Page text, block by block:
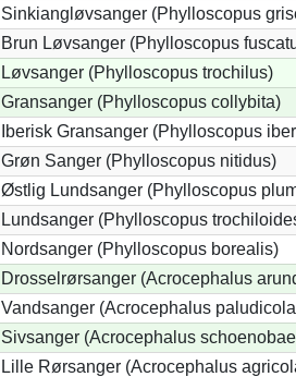
Sinkiangløvsanger (Phylloscopus
Brun Løvsanger (Phylloscopus
Løvsanger (Phylloscopus trochilus)
Gransanger (Phylloscopus collybita)
Iberisk Gransanger (Phylloscopus
Grøn Sanger (Phylloscopus nitidus)
Østlig Lundsanger (Phylloscopus
Lundsanger (Phylloscopus
Nordsanger (Phylloscopus borealis)
Drosselrørsanger (Acrocephalus
Vandsanger (Acrocephalus
Sivsanger (Acrocephalus
Lille Rørsanger (Acrocephalus